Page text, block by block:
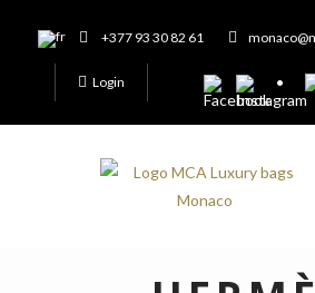
+377 93 30 82 61
Login